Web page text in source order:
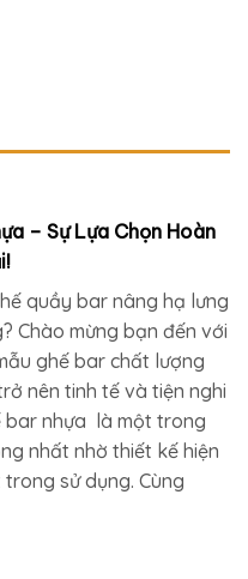
– Sự Lựa Chọn Hoàn
quầy bar nâng hạ lưng
Chào mừng bạn đến với
ghế bar chất lượng
nên tinh tế và tiện nghi
bar nhựa là một trong
nhất nhờ thiết kế hiện
sử dụng. Cùng